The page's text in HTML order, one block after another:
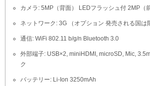
カメラ: 5MP（背面） LEDフラッシュ付 2MP（
ネットワーク: 3G （オプション 発売される国は
通信: WiFi 802.11 b/g/n Bluetooth 3.0
外部端子: USB×2, miniHDMI, microSD, Mic,
ク
バッテリー: Li-Ion 3250mAh